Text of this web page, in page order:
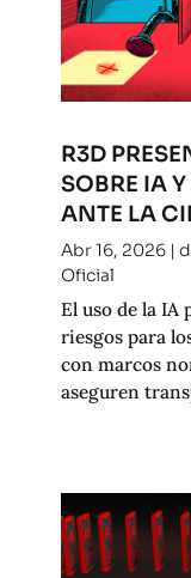
R3D
SOBRE IA
ANTE LA
Abr 16, 2026|
Oficial
El uso de la IA
riesgos para
con marcos
aseguren